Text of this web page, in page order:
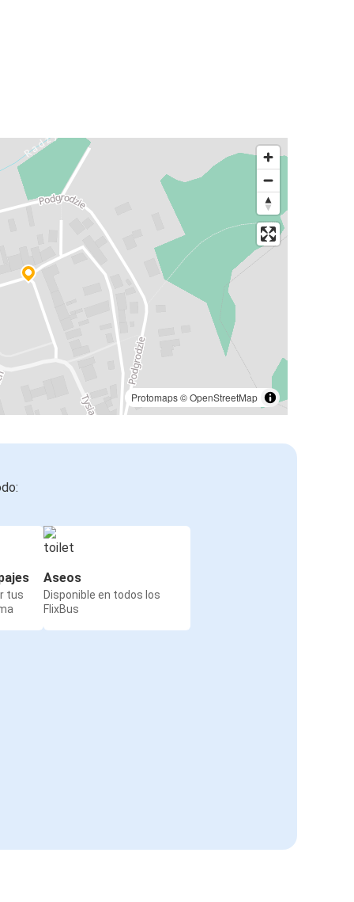
Protomaps©OpenStreetMap
tus
Aseos
Disponible en todos los
FlixBus